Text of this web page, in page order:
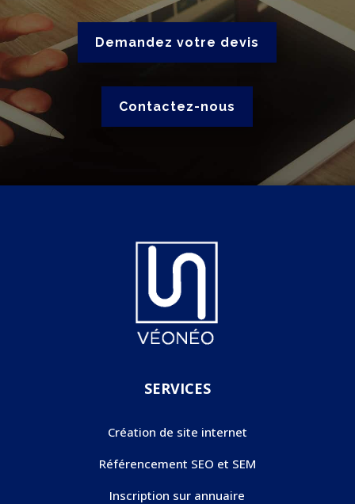
Demandez votre devis
Contactez-nous
SERVICES
Création de site internet
Référencement SEO et SEM
Inscription sur annuaire